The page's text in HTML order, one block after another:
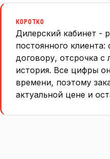
КОРОТКО
Дилерский кабинет -
постоянного клиента:
договору, отсрочка
история. Все цифры
времени, поэтому
актуальной цене и